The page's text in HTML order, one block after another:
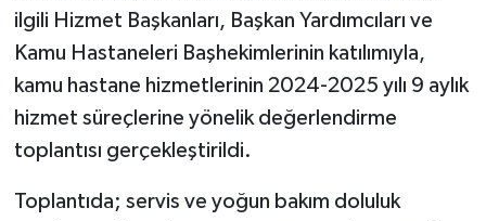
ilgili Hizmet Başkanları, Başkan Yardımcıları ve
Kamu Hastaneleri Başhekimlerinin katılımıyla,
kamu hastane hizmetlerinin 2024-2025 yılı 9 aylık
hizmet süreçlerine yönelik değerlendirme
toplantısı gerçekleştirildi.
Toplantıda; servis ve yoğun bakım doluluk